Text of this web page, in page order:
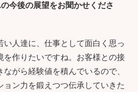
今後の展望をお聞かせくださ
い人達に、仕事として面白く思っ
を作りたいですね。お客様との接
がら経験値を積んでいるので、
ョン力を鍛えつつ伝承していきた